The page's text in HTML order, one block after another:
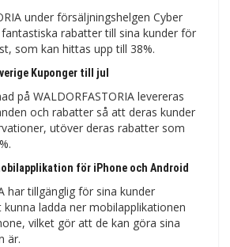
under försäljningshelgen Cyber
rabatter till sina kunder för
som kan hittas upp till 38%.
Kuponger till jul
på WALDORFASTORIA levereras
och rabatter så att deras kunder
utöver deras rabatter som
för iPhone och Android
har tillgänglig för sina kunder
ladda ner mobilapplikationen
vilket gör att de kan göra sina
är.